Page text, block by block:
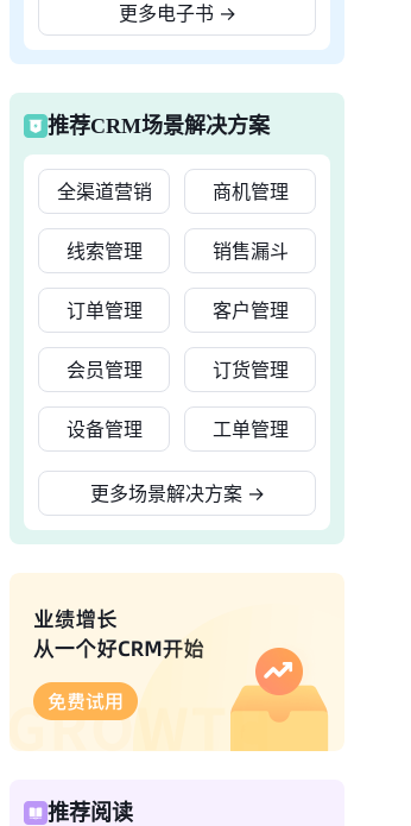
更多电子书 →
推荐CRM场景解决方案
全渠道营销 商机管理
线索管理 销售漏斗
订单管理 客户管理
会员管理 订货管理
设备管理 工单管理
更多场景解决方案 →
推荐阅读